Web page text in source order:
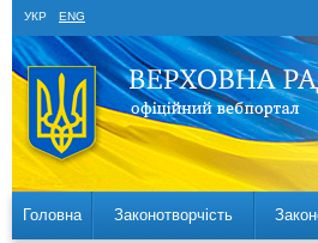
УКР ENG
Головна Законотворчість